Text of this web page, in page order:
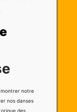
montrer notre
nos danses
des